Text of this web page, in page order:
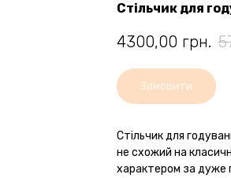
Стільчик для
4300,00 грн.
Замовити
Стільчик для
не схожий на
характером за дуже